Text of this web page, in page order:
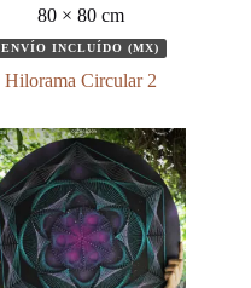
80 × 80 cm
ENVÍO INCLUÍDO (MX)
Hilorama Circular 2